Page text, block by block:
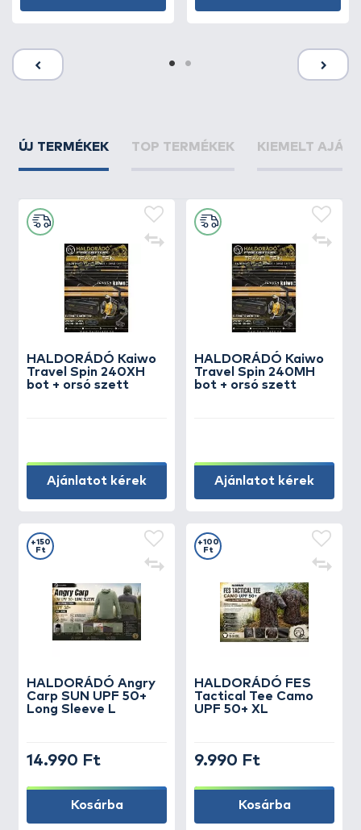
ÚJ TERMÉKEK TOP TERMÉKEK KIEMELT
HALDORÁDÓ Kaiwo
Travel Spin 240XH
bot + orsó szett
Ajánlatot kérek
HALDORÁDÓ Kaiwo
Travel Spin 240MH
bot + orsó szett
Ajánlatot kérek
HALDORÁDÓ Angry
Carp SUN UPF 50+
Long Sleeve L
+150
Ft
14.990 Ft
Kosárba
HALDORÁDÓ FES
Tactical Tee Camo
UPF 50+ XL
+100
Ft
9.990 Ft
Kosárba